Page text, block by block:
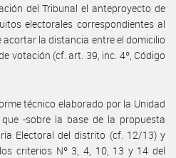
del Tribunal el anteproyecto de
electorales correspondientes al
la distancia entre el domicilio
votación (cf. art. 39, inc. 4º, Código
técnico elaborado por la Unidad
-sobre la base de la propuesta
Electoral del distrito (cf. 12/13) y
criterios Nº 3, 4, 10, 13 y 14 del